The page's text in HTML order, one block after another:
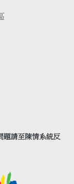
題請至陳情系統反